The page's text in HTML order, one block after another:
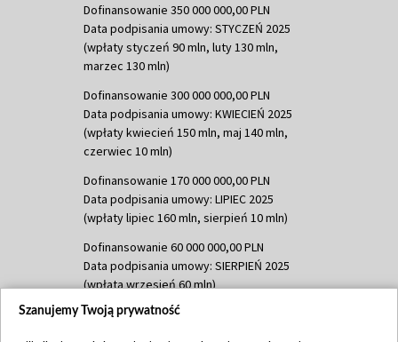
Dofinansowanie 350 000 000,00 PLN
Data podpisania umowy: STYCZEŃ 2025
(wpłaty styczeń 90 mln, luty 130 mln,
marzec 130 mln)
Dofinansowanie 300 000 000,00 PLN
Data podpisania umowy: KWIECIEŃ 2025
(wpłaty kwiecień 150 mln, maj 140 mln,
czerwiec 10 mln)
Dofinansowanie 170 000 000,00 PLN
Data podpisania umowy: LIPIEC 2025
(wpłaty lipiec 160 mln, sierpień 10 mln)
Dofinansowanie 60 000 000,00 PLN
Data podpisania umowy: SIERPIEŃ 2025
(wpłata wrzesień 60 mln)
Dofinansowanie 635 783 051,21 PLN
Szanujemy Twoją prywatność